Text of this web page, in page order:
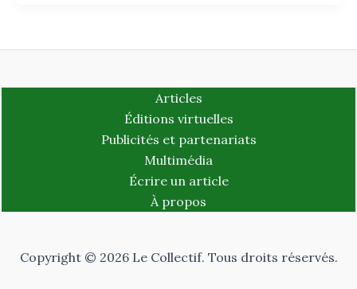
Articles
Éditions virtuelles
Publicités et partenariats
Multimédia
Écrire un article
À propos
Copyright © 2026 Le Collectif. Tous droits réservés.